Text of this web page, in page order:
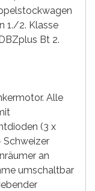
1./2. Klasse
Bt 2.
Alle
(3 x
Schweizer
an
umschaltbar